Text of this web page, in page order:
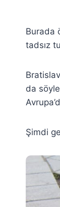
Burada
tadsız
da
Şimdi